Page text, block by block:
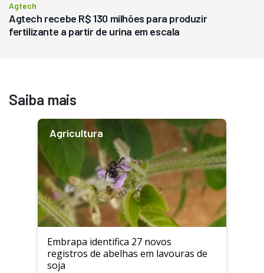
Agtech
Agtech recebe R$ 130 milhões para produzir
fertilizante a partir de urina em escala
Saiba mais
Agricultura
Embrapa identifica 27 novos
registros de abelhas em lavouras de
soja